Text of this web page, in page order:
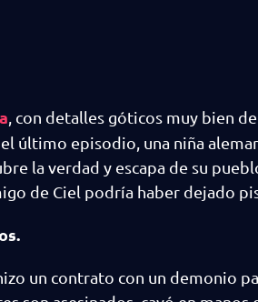
, con detalles góticos muy bien
último episodio, una niña
la verdad y escapa de su
de Ciel podría haber dejado
un contrato con un demonio